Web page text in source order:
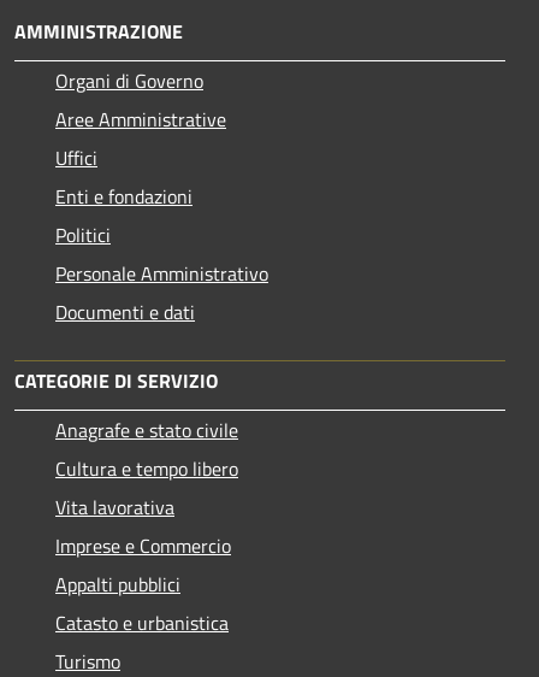
AMMINISTRAZIONE
Organi di Governo
Aree Amministrative
Uffici
Enti e fondazioni
Politici
Personale Amministrativo
Documenti e dati
CATEGORIE DI SERVIZIO
Anagrafe e stato civile
Cultura e tempo libero
Vita lavorativa
Imprese e Commercio
Appalti pubblici
Catasto e urbanistica
Turismo